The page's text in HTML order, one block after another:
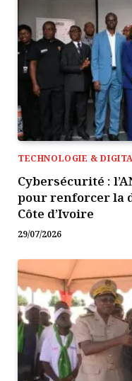
TECHNOLOGIE &
Cybersécurité :
pour renforcer la
Côte d’Ivoire
29/07/2026